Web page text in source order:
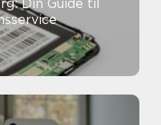
Din Guide til